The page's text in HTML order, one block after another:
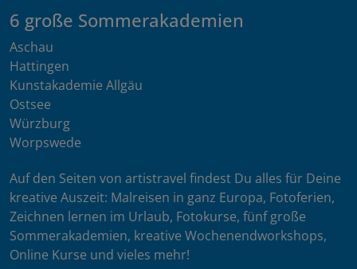
6 große Sommerakademien
Aschau
Hattingen
Kunstakademie Allgäu
Ostsee
Würzburg
Worpswede
Auf den Seiten von artistravel findest Du alles für Deine
kreative Auszeit: Malreisen in ganz Europa, Fotoferien,
Zeichnen lernen im Urlaub, Fotokurse, fünf große
Sommerakademien, kreative Wochenendworkshops,
Online Kurse und vieles mehr!